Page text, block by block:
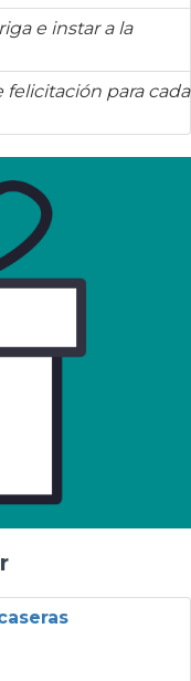
e instar a la
felicitación para cada